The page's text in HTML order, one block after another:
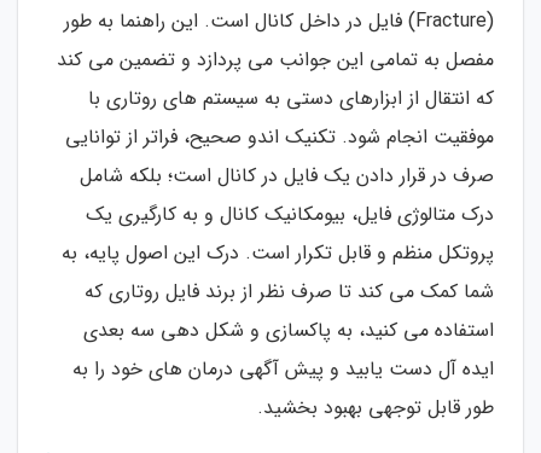
(Fracture) فایل در داخل کانال است. این راهنما به طور
مفصل به تمامی این جوانب می پردازد و تضمین می کند
که انتقال از ابزارهای دستی به سیستم های روتاری با
موفقیت انجام شود. تکنیک اندو صحیح، فراتر از توانایی
صرف در قرار دادن یک فایل در کانال است؛ بلکه شامل
درک متالوژی فایل، بیومکانیک کانال و به کارگیری یک
پروتکل منظم و قابل تکرار است. درک این اصول پایه، به
شما کمک می کند تا صرف نظر از برند فایل روتاری که
استفاده می کنید، به پاکسازی و شکل دهی سه بعدی
ایده آل دست یابید و پیش آگهی درمان های خود را به
طور قابل توجهی بهبود بخشید.